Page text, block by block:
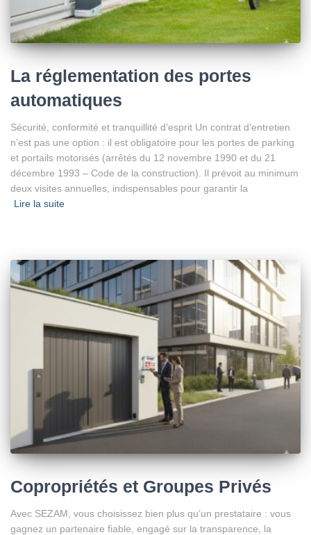
La réglementation des portes
automatiques
Sécurité, conformité et tranquillité d’esprit Un contrat d’entretien
n’est pas une option : il est obligatoire pour les portes de parking
et portails motorisés (arrêtés du 12 novembre 1990 et du 21
décembre 1993 – Code de la construction). Il prévoit au minimum
deux visites annuelles, indispensables pour garantir la
Lire la suite
Copropriétés et Groupes Privés
Avec SEZAM, vous choisissez bien plus qu’un prestataire : vous
gagnez un partenaire fiable, engagé sur la transparence, la